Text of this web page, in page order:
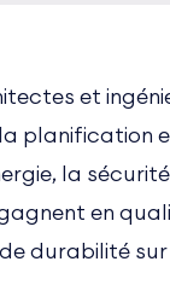
et
la
la
en
durabilité sur